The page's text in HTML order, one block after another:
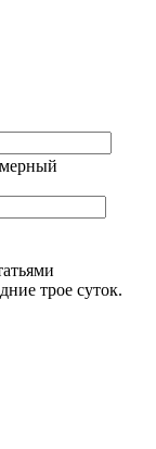
трое суток.